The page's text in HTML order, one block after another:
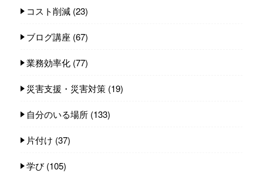
コスト削減 (23)
ブログ講座 (67)
業務効率化 (77)
災害支援・災害対策 (19)
自分のいる場所 (133)
片付け (37)
学び(105)